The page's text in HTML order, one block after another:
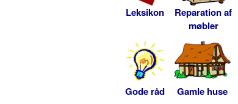
Leksikon
Reparation af
møbler
Gode råd Gamle huse